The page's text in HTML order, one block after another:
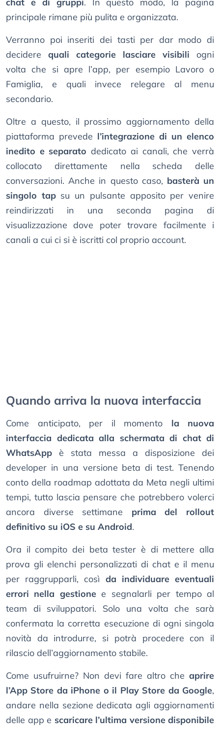
chat e di gruppi. In questo modo, la pagina
principale rimane più pulita e organizzata.
Verranno poi inseriti dei tasti per dar modo di
decidere quali categorie lasciare visibili ogni
volta che si apre l’app, per esempio Lavoro o
Famiglia, e quali invece relegare al menu
secondario.
Oltre a questo, il prossimo aggiornamento della
piattaforma prevede l’integrazione di un elenco
inedito e separato dedicato ai canali, che verrà
collocato direttamente nella scheda delle
conversazioni. Anche in questo caso, basterà un
singolo tapsu un pulsante apposito per venire
reindirizzati in una seconda pagina di
visualizzazione dove poter trovare facilmente i
canali a cui ci si è iscritti col proprio account.
Quando arriva la nuova interfaccia
Come anticipato, per il momento la nuova
interfaccia dedicata alla schermata di chat di
WhatsApp è stata messa a disposizione dei
developer in una versione beta di test. Tenendo
conto della roadmap adottata da Meta negli ultimi
tempi, tutto lascia pensare che potrebbero volerci
ancora diverse settimane prima del rollout
definitivo su iOS e su Android.
Ora il compito dei beta tester è di mettere alla
prova gli elenchi personalizzati di chat e il menu
per raggrupparli, così da individuare eventuali
errori nella gestionee segnalarli per tempo al
team di sviluppatori. Solo una volta che sarà
confermata la corretta esecuzione di ogni singola
novità da introdurre, si potrà procedere con il
rilascio dell’aggiornamento stabile.
Come usufruirne? Non devi fare altro che aprire
l’App Store da iPhone o il Play Store da Google,
andare nella sezione dedicata agli aggiornamenti
delle app e scaricare l’ultima versione disponibile